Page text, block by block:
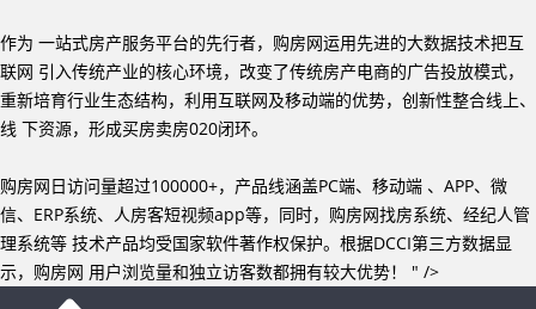
作为 一站式房产服务平台的先行者，购房网运用先进的大数据技术把互
联网 引入传统产业的核心环境，改变了传统房产电商的广告投放模式，
重新培育行业生态结构，利用互联网及移动端的优势，创新性整合线上、
线 下资源，形成买房卖房020闭环。
购房网日访问量超过100000+，产品线涵盖PC端、移动端 、APP、微
信、ERP系统、人房客短视频app等，同时，购房网找房系统、经纪人管
理系统等 技术产品均受国家软件著作权保护。根据DCCI第三方数据显
示，购房网 用户浏览量和独立访客数都拥有较大优势！ " />